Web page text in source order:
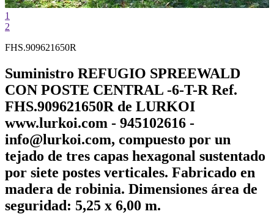
1
2
FHS.909621650R
Suministro REFUGIO SPREEWALD
CON POSTE CENTRAL -6-T-R Ref.
FHS.909621650R de LURKOI
www.lurkoi.com - 945102616 -
info@lurkoi.com, compuesto por un
tejado de tres capas hexagonal sustentado
por siete postes verticales. Fabricado en
madera de robinia. Dimensiones área de
seguridad: 5,25 x 6,00 m.